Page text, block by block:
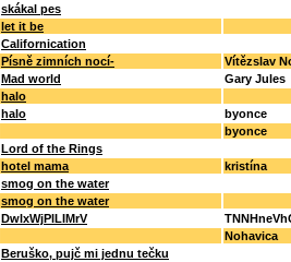
skákal pes
let it be
Californication
Písně zimních nocí-
Vítězslav
Mad world
Gary Jules
halo
halo
byonce
byonce
Lord of the Rings
hotel mama
kristína
smog on the water
smog on the water
DwlxWjPlLIMrV
Nohavica
Beruško, pujč mi jednu tečku